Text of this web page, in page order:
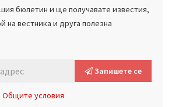
бюлетин и ще получавате известия,
на вестника и друга полезна
Запишете се
Общите условия